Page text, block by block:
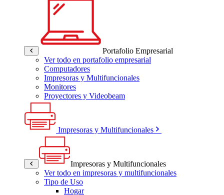
Portafolio Empresarial
Ver todo en portafolio empresarial
Computadores
Impresoras y Multifuncionales
Monitores
Proyectores y Videobeam
Impresoras y Multifuncionales
Impresoras y Multifuncionales
Ver todo en impresoras y multifuncionales
Tipo de Uso
Hogar